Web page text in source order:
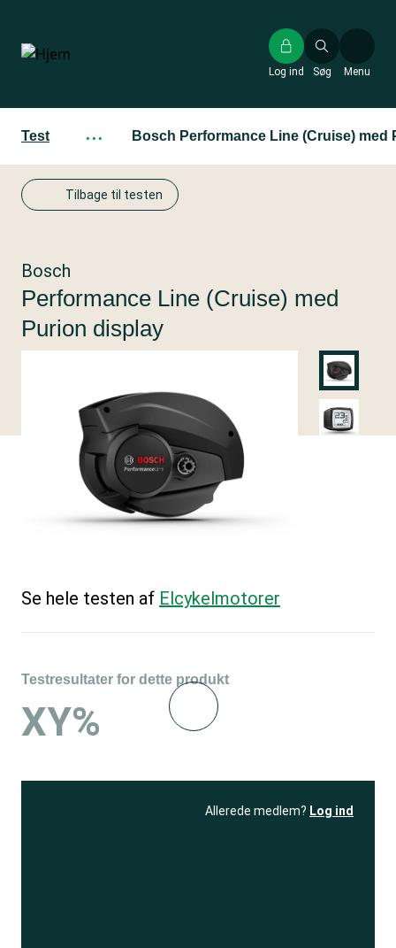
hovedindhold
Søg
Log ind Menu
Test ··· Bosch Performance Line (Cruise) med
Tilbage til testen
Bosch
Performance Line (Cruise) med
Purion display
Se hele testen af Elcykelmotorer
Testresultater for dette produkt
XY%
Allerede medlem? Log ind